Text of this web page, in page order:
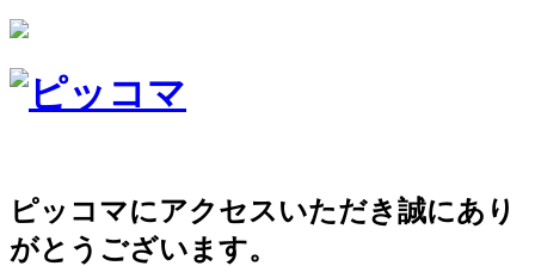
ピッコマにアクセスいただき誠にあり
がとうございます。